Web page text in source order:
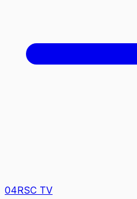
04RSC TV